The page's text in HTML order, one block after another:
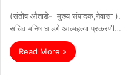
(संतोष औताडे- मुख्य
सचिव मनिष घाडगे आत्महत्या प्रकरणी…
Read More »